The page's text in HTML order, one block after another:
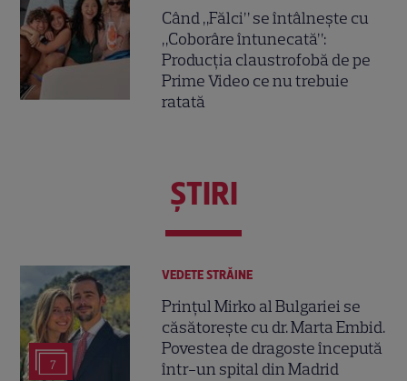
Când „Fălci” se întâlnește cu
„Coborâre întunecată”:
Producția claustrofobă de pe
Prime Video ce nu trebuie
ratată
ŞTIRI
7
VEDETE STRĂINE
Prințul Mirko al Bulgariei se
căsătorește cu dr. Marta Embid.
Povestea de dragoste începută
într-un spital din Madrid